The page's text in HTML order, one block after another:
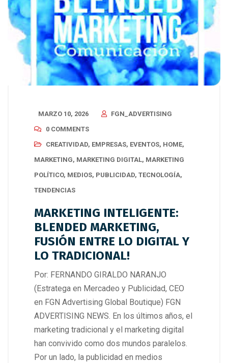
MARZO 10, 2026
FGN_ADVERTISING
0 COMMENTS
CREATIVIDAD, EMPRESAS, EVENTOS, HOME,
MARKETING, MARKETING DIGITAL, MARKETING
POLÍTICO, MEDIOS, PUBLICIDAD, TECNOLOGÍA,
TENDENCIAS
MARKETING INTELIGENTE:
BLENDED MARKETING,
FUSIÓN ENTRE LO DIGITAL Y
LO TRADICIONAL!
Por: FERNANDO GIRALDO NARANJO
(Estratega en Mercadeo y Publicidad, CEO
en FGN Advertising Global Boutique) FGN
ADVERTISING NEWS. En los últimos años, el
marketing tradicional y el marketing digital
han convivido como dos mundos paralelos.
Por un lado, la publicidad en medios